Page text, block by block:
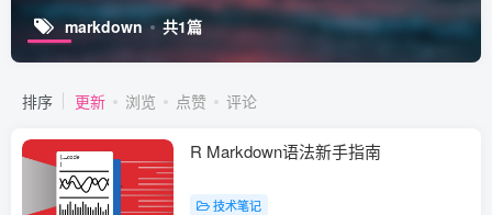
markdown 共1篇
排序 更新 浏览 点赞 评论
R Markdown语法新手指南
技术笔记